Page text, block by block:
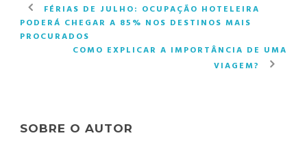
FÉRIAS DE JULHO: OCUPAÇÃO HOTELEIRA
PODERÁ CHEGAR A 85% NOS DESTINOS MAIS
PROCURADOS
COMO EXPLICAR A IMPORTÂNCIA DE UMA
VIAGEM?
SOBRE O AUTOR